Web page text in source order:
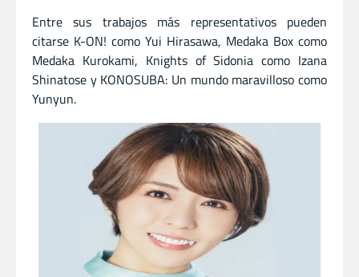
Entre sus trabajos más representativos pueden
citarse K-ON! como Yui Hirasawa, Medaka Box como
Medaka Kurokami, Knights of Sidonia como Izana
Shinatose y KONOSUBA: Un mundo maravilloso como
Yunyun.